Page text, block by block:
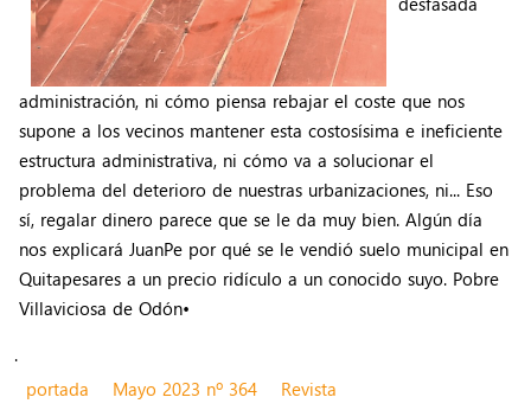
administración, ni cómo piensa rebajar el coste que nos
supone a los vecinos mantener esta costosísima e ineficiente
estructura administrativa, ni cómo va a solucionar el
problema del deterioro de nuestras urbanizaciones, ni... Eso
sí, regalar dinero parece que se le da muy bien. Algún día
nos explicará JuanPe por qué se le vendió suelo municipal en
Quitapesares a un precio ridículo a un conocido suyo. Pobre
Villaviciosa de Odón•
.
portada
Mayo 2023 nº 364 Revista